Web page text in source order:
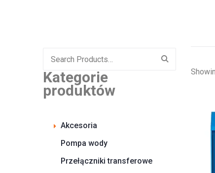
Search
Kategorie
produktów
Akcesoria
Pompa wody
Przełączniki transferowe